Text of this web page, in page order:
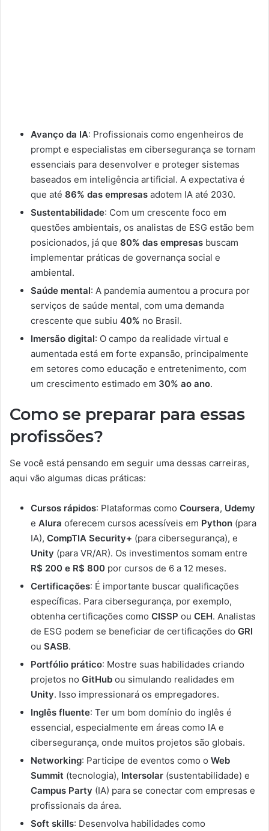
Avanço da IA: Profissionais como engenheiros de
prompt e especialistas em cibersegurança se tornam
essenciais para desenvolver e proteger sistemas
baseados em inteligência artificial. A expectativa é
que até 86% das empresas adotem IA até 2030.
Sustentabilidade: Com um crescente foco em
questões ambientais, os analistas de ESG estão bem
posicionados, já que 80% das empresas buscam
implementar práticas de governança social e
ambiental.
Saúde mental: A pandemia aumentou a procura por
serviços de saúde mental, com uma demanda
crescente que subiu 40% no Brasil.
Imersão digital: O campo da realidade virtual e
aumentada está em forte expansão, principalmente
em setores como educação e entretenimento, com
um crescimento estimado em 30% ao ano.
Como se preparar para essas
profissões?
Se você está pensando em seguir uma dessas carreiras,
aqui vão algumas dicas práticas:
Cursos rápidos: Plataformas como Coursera, Udemy
e Alura oferecem cursos acessíveis em Python (para
IA), CompTIA Security+ (para cibersegurança), e
Unity (para VR/AR). Os investimentos somam entre
R$ 200 e R$ 800 por cursos de 6 a 12 meses.
Certificações: É importante buscar qualificações
específicas. Para cibersegurança, por exemplo,
obtenha certificações como CISSP ou CEH. Analistas
de ESG podem se beneficiar de certificações do GRI
ou SASB.
Portfólio prático: Mostre suas habilidades criando
projetos no GitHub ou simulando realidades em
Unity. Isso impressionará os empregadores.
Inglês fluente: Ter um bom domínio do inglês é
essencial, especialmente em áreas como IA e
cibersegurança, onde muitos projetos são globais.
Networking: Participe de eventos como o Web
Summit (tecnologia), Intersolar (sustentabilidade) e
Campus Party (IA) para se conectar com empresas e
profissionais da área.
Soft skills: Desenvolva habilidades como